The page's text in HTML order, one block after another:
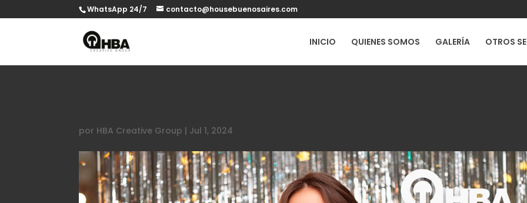
WhatsApp 24/7 contacto@housebuenosaires.com
INICIO QUIENES SOMOS GALERÍA OTROS
por HBA Creative Group | Jul 1, 2024